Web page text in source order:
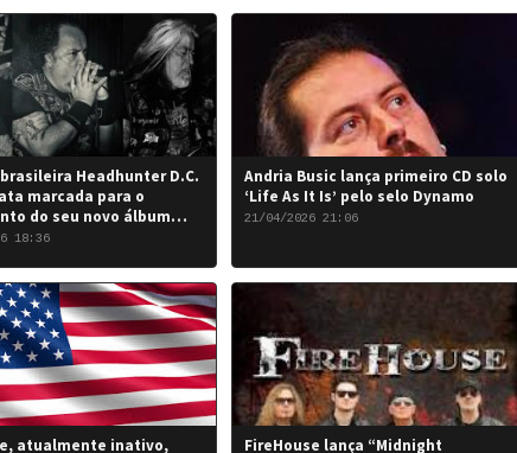
Headhunter D.C.
marcada para o
do seu novo álbum
Damned…”: 6 de junho
18:36
Andria Busic lança primeiro CD solo
‘Life As It Is’ pelo selo Dynamo
21/04/2026 21:06
atualmente inativo,
FireHouse lança “Midnight